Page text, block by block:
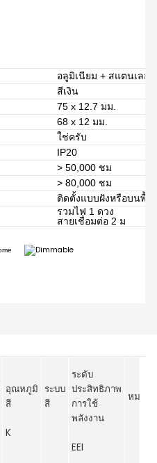
อลูมิเนียม + สแตนเลส
สีเงิน
75 x 12.7 มม.
68 x 12 มม.
ใช่ครับ
IP20
> 50,000 ชม
> 80,000 ชม
ติดตั้งแบบฝังหรือบนพื้น
รวมไฟ 1 ดวง
สายเชื่อมต่อ 2 ม
อุณหภูมิ
สี
K
ระบบ
สี
ระดับ
ประสิทธิภาพ
การใช้
พลังงาน
EEI
หมาย